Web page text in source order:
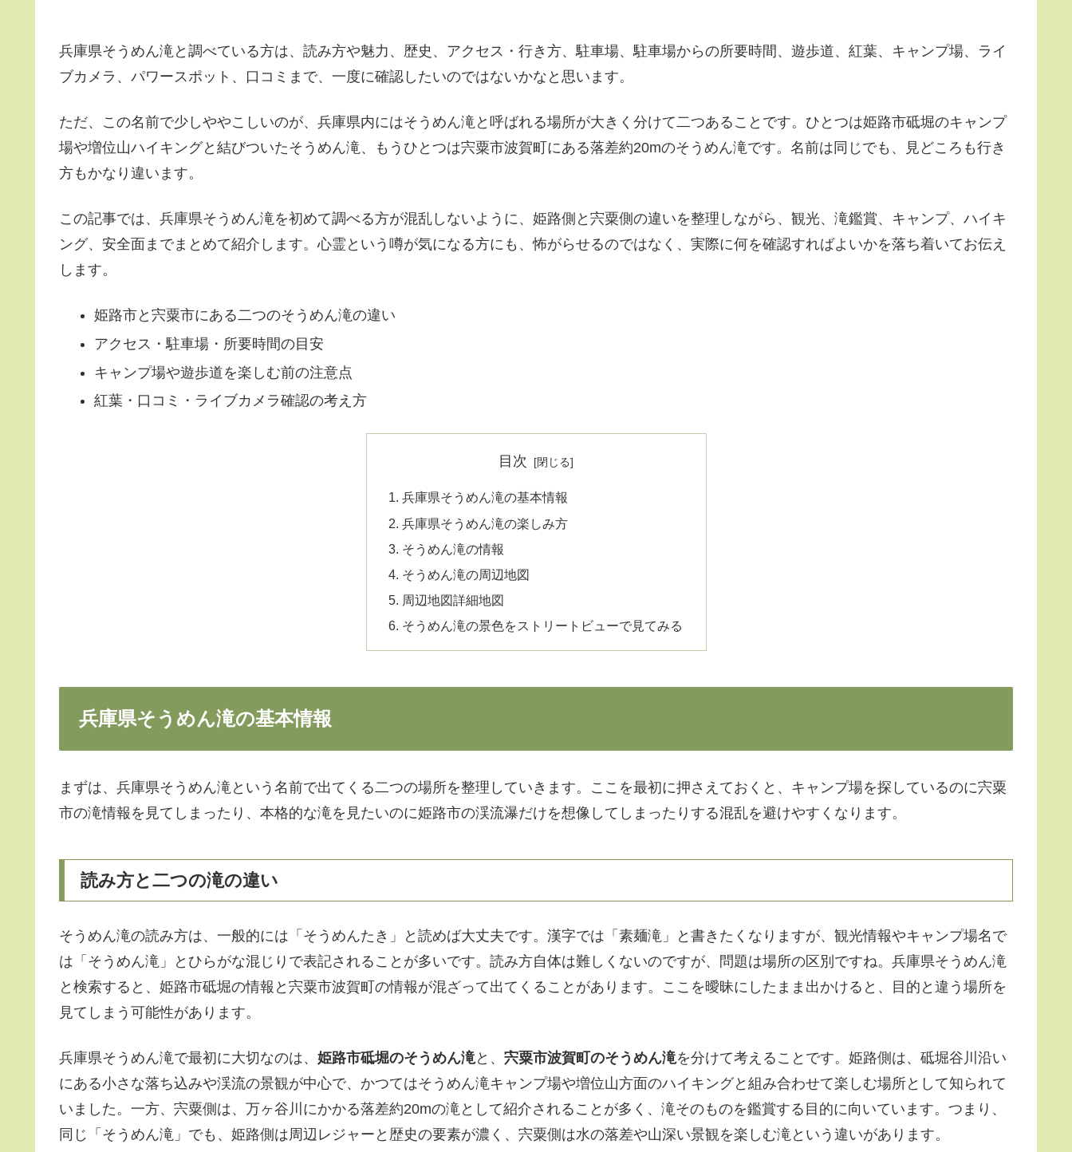
兵庫県そうめん滝と調べている方は、読み方や魅力、歴史、アクセス・行き方、駐車場、駐車場からの所要時間、遊歩道、紅葉、キャンプ場、ライ
ブカメラ、パワースポット、口コミまで、一度に確認したいのではないかなと思います。
ただ、この名前で少しややこしいのが、兵庫県内にはそうめん滝と呼ばれる場所が大きく分けて二つあることです。ひとつは姫路市砥堀のキャンプ
場や増位山ハイキングと結びついたそうめん滝、もうひとつは宍粟市波賀町にある落差約20mのそうめん滝です。名前は同じでも、見どころも行き
方もかなり違います。
この記事では、兵庫県そうめん滝を初めて調べる方が混乱しないように、姫路側と宍粟側の違いを整理しながら、観光、滝鑑賞、キャンプ、ハイキ
ング、安全面までまとめて紹介します。心霊という噂が気になる方にも、怖がらせるのではなく、実際に何を確認すればよいかを落ち着いてお伝え
します。
姫路市と宍粟市にある二つのそうめん滝の違い
アクセス・駐車場・所要時間の目安
キャンプ場や遊歩道を楽しむ前の注意点
紅葉・口コミ・ライブカメラ確認の考え方
目次
兵庫県そうめん滝の基本情報
兵庫県そうめん滝の楽しみ方
そうめん滝の情報
そうめん滝の周辺地図
周辺地図詳細地図
そうめん滝の景色をストリートビューで見てみる
兵庫県そうめん滝の基本情報
まずは、兵庫県そうめん滝という名前で出てくる二つの場所を整理していきます。ここを最初に押さえておくと、キャンプ場を探しているのに宍粟
市の滝情報を見てしまったり、本格的な滝を見たいのに姫路市の渓流瀑だけを想像してしまったりする混乱を避けやすくなります。
読み方と二つの滝の違い
そうめん滝の読み方は、一般的には「そうめんたき」と読めば大丈夫です。漢字では「素麺滝」と書きたくなりますが、観光情報やキャンプ場名で
は「そうめん滝」とひらがな混じりで表記されることが多いです。読み方自体は難しくないのですが、問題は場所の区別ですね。兵庫県そうめん滝
と検索すると、姫路市砥堀の情報と宍粟市波賀町の情報が混ざって出てくることがあります。ここを曖昧にしたまま出かけると、目的と違う場所を
見てしまう可能性があります。
兵庫県そうめん滝で最初に大切なのは、 姫路市砥堀のそうめん滝と、 宍粟市波賀町のそうめん滝を分けて考えることです。姫路側は、砥堀谷川沿い
にある小さな落ち込みや渓流の景観が中心で、かつてはそうめん滝キャンプ場や増位山方面のハイキングと組み合わせて楽しむ場所として知られて
いました。一方、宍粟側は、万ヶ谷川にかかる落差約20mの滝として紹介されることが多く、滝そのものを鑑賞する目的に向いています。つまり、
同じ「そうめん滝」でも、姫路側は周辺レジャーと歴史の要素が濃く、宍粟側は水の落差や山深い景観を楽しむ滝という違いがあります。